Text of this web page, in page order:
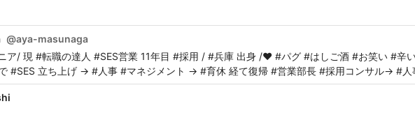
@aya-masunaga
ア/ 現 #転職の達人 #SES営業 11年目 #採用 / #兵庫 出身 /❤️ #パグ #はしご酒 #お笑い #辛
#SES 立ち上げ → #人事 #マネジメント → #育休 経て復帰 #営業部長 #採用コンサル→ #人